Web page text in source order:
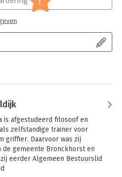
is afgestudeerd filosoof en
zelfstandige trainer voor
griffier. Daarvoor was zij
gemeente Bronckhorst en
eerder Algemeen Bestuurslid